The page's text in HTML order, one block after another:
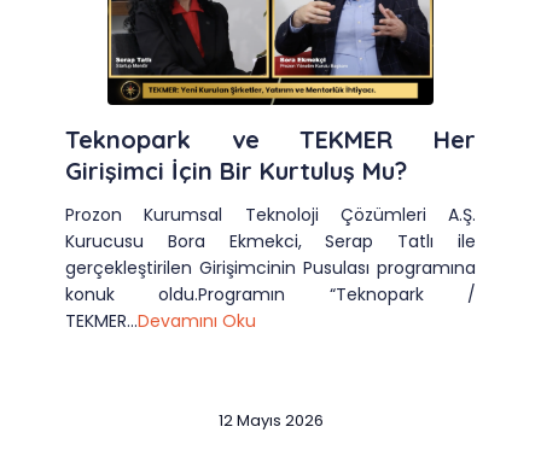
Teknopark ve TEKMER Her
Girişimci İçin Bir Kurtuluş Mu?
Prozon Kurumsal Teknoloji Çözümleri A.Ş.
Kurucusu Bora Ekmekci, Serap Tatlı ile
gerçekleştirilen Girişimcinin Pusulası programına
konuk oldu.Programın “Teknopark /
TEKMER...Devamını Oku
12 Mayıs 2026